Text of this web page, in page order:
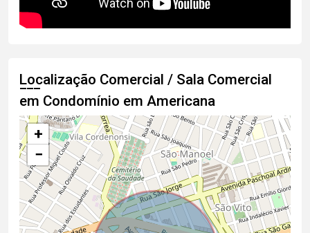
Localização Comercial / Sala Comercial
em Condomínio em Americana
+
−